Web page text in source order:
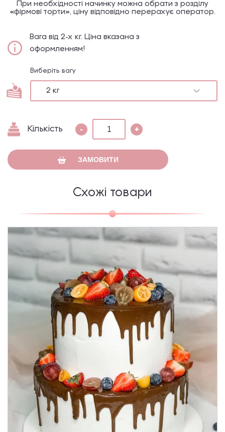
При необхідності начинку можна обрати з розділу
«фірмові торти», ціну відповідно перерахує оператор.
Вага від 2-х кг. Ціна вказана з
оформленням!
Виберіть вагу
2 кг
Кількість - +
ЗАМОВИТИ
Схожі товари